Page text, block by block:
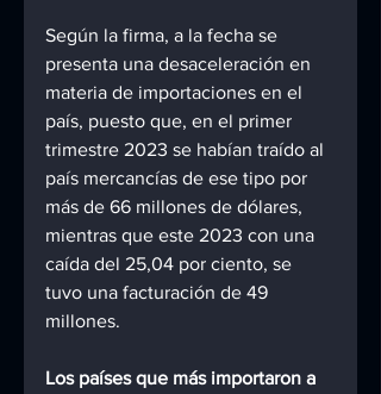
Según la firma, a la fecha se
presenta una desaceleración en
materia de importaciones en el
país, puesto que, en el primer
trimestre 2023 se habían traído al
país mercancías de ese tipo por
más de 66 millones de dólares,
mientras que este 2023 con una
caída del 25,04 por ciento, se
tuvo una facturación de 49
millones.
Los países que más importaron a